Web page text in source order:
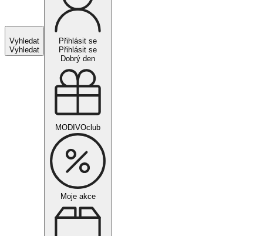
Vyhledat
Vyhledat
Přihlásit se
Přihlásit se
Dobrý den
MODIVOclub
Moje akce